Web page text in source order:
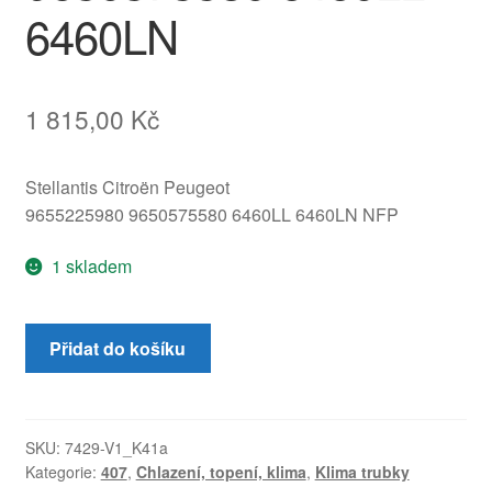
6460LN
1 815,00 Kč
Stellantis Citroën Peugeot
9655225980 9650575580 6460LL 6460LN NFP
1 skladem
Klima
trubka
9655225980
9650575580
Přidat do košíku
SKU: 7429-V1_K41a
Kategorie: 407, Chlazení, topení, klima, Klima trubky